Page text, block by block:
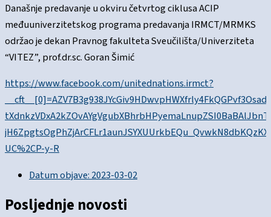
Današnje predavanje u okviru četvrtog ciklusa ACIP
međuuniverzitetskog programa predavanja IRMCT/MRMKS
održao je dekan Pravnog fakulteta Sveučilišta/Univerziteta
“VITEZ”, prof.dr.sc. Goran Šimić
https://www.facebook.com/unitednations.irmct?
UC%2CP-y-R
Datum objave: 2023-03-02
Posljednje novosti